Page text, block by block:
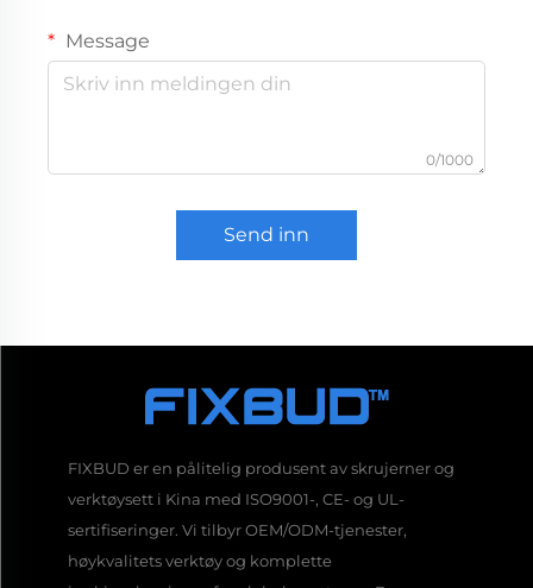
Message
0/1000
Send inn
FIXBUD er en pålitelig produsent av skrujerner og
verktøysett i Kina med ISO9001-, CE- og UL-
sertifiseringer. Vi tilbyr OEM/ODM-tjenester,
høykvalitets verktøy og komplette